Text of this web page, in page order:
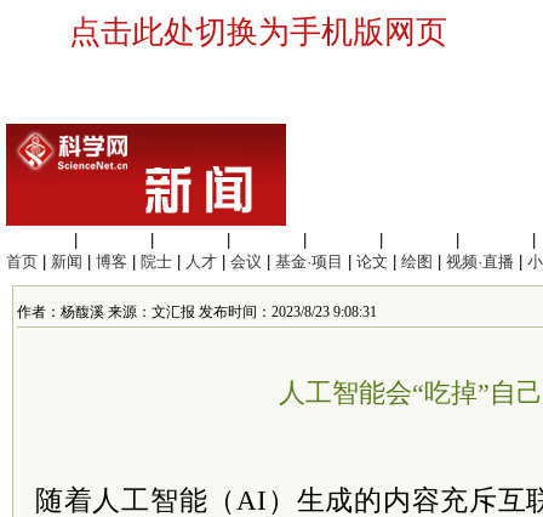
点击此处切换为手机版网页
首页
新闻 博客 院士 人才 会议 基金·项目 论文 绘图 视频·直播
作者：杨馥溪 来源：文汇报 发布时间：2023/8/23 9:08:31
人工智能会“吃掉”自
随着人工智能（AI）生成的内容充斥互